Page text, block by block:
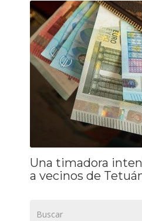
Una timadora
a vecinos de